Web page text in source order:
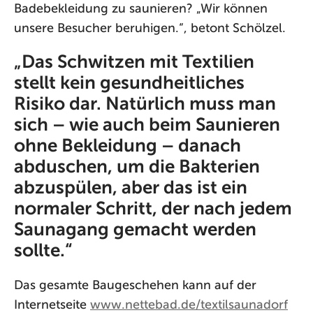
Badebekleidung zu saunieren? „Wir können
unsere Besucher beruhigen.“, betont Schölzel.
„Das Schwitzen mit Textilien
stellt kein gesundheitliches
Risiko dar. Natürlich muss man
sich – wie auch beim Saunieren
ohne Bekleidung – danach
abduschen, um die Bakterien
abzuspülen, aber das ist ein
normaler Schritt, der nach jedem
Saunagang gemacht werden
sollte.“
Das gesamte Baugeschehen kann auf der
Internetseite www.nettebad.de/textilsaunadorf